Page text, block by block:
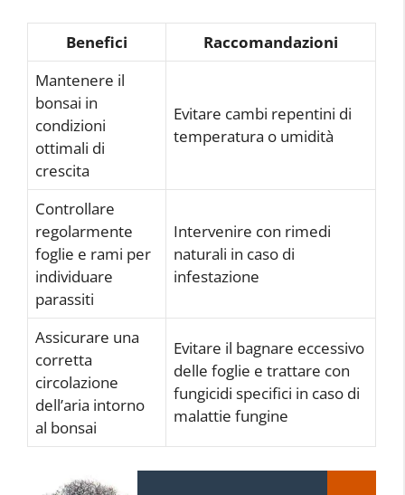
Benefici
Raccomandazioni
Mantenere il
bonsai in
condizioni
ottimali di
crescita
Evitare cambi repentini di
temperatura o umidità
Controllare
regolarmente
foglie e rami per
individuare
parassiti
Intervenire con rimedi
naturali in caso di
infestazione
Assicurare una
corretta
circolazione
dell’aria intorno
al bonsai
Evitare il bagnare eccessivo
delle foglie e trattare con
fungicidi specifici in caso di
malattie fungine